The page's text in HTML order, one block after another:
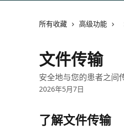
所有收藏 高级功能
文件传输
安全地与您的患者之间
2026年5月7日
了解文件传输